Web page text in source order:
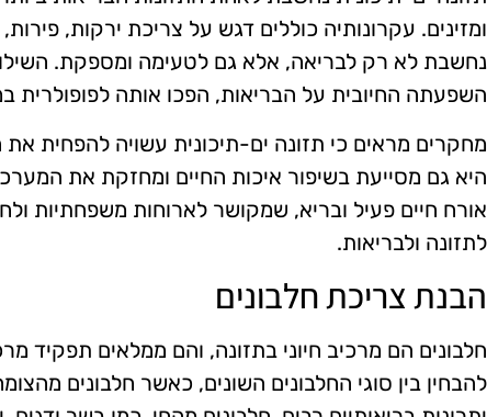
ומזינים. עקרונותיה כוללים דגש על צריכת ירקות,
נחשבת לא רק לבריאה, אלא גם לטעימה ומספקת.
השפעתה החיובית על הבריאות, הפכו אותה לפופולרית
מחקרים מראים כי תזונה ים-תיכונית עשויה להפחית
היא גם מסייעת בשיפור איכות החיים ומחזקת את
אורח חיים פעיל ובריא, שמקושר לארוחות משפחתיות
לתזונה ולבריאות.
הבנת צריכת חלבונים
חלבונים הם מרכיב חיוני בתזונה, והם ממלאים תפקיד
להבחין בין סוגי החלבונים השונים, כאשר חלבונים